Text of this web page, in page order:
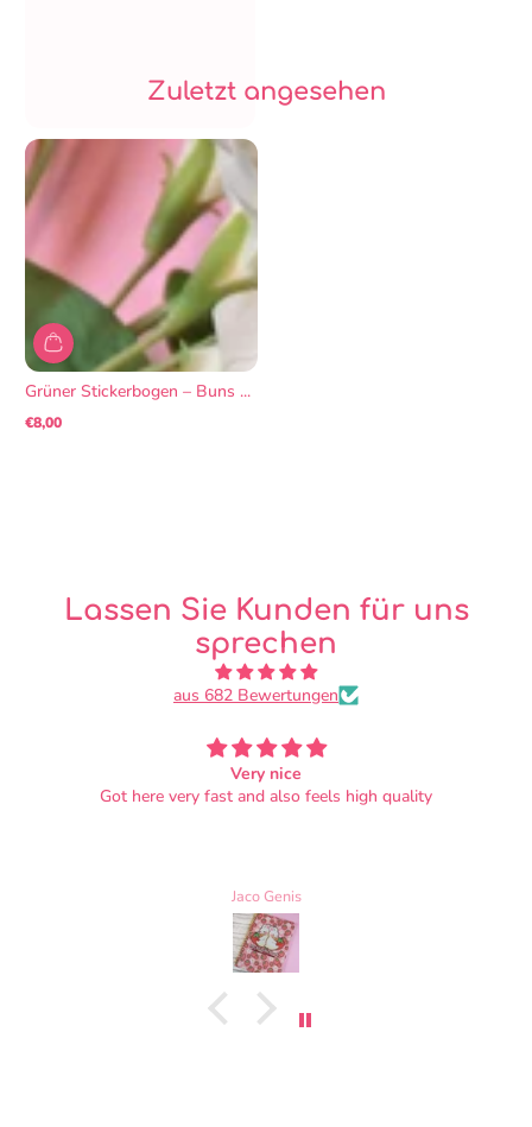
Zuletzt angesehen
Grüner Stickerbogen – Buns ...
Regulärer
€8,00
Lassen Sie Kunden für uns
sprechen
aus 682 Bewertungen
The Most amazing Gift
ive been a big fan of the bunbun shop for few years now
beautiful and filled up with the cutest little details not to
mention that the bag really can gold a LOT inside them!.
the bag can hold a lot of books and it still has space for
more 10/10.
Zmorka